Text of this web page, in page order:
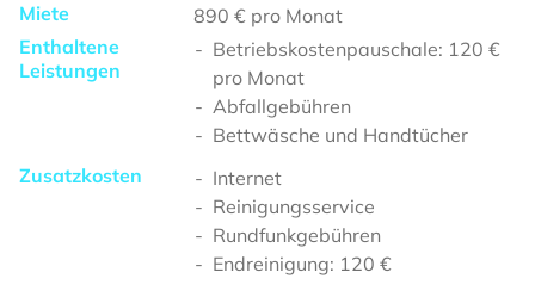
Miete
890 € pro Monat
Enthaltene
Leistungen
Betriebskostenpauschale: 120 €
pro Monat
Abfallgebühren
Bettwäsche und Handtücher
Zusatzkosten
Internet
Reinigungsservice
Rundfunkgebühren
Endreinigung: 120 €